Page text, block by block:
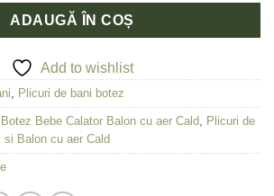
ADAUGĂ ÎN COȘ
Add to wishlist
Plicuri de bani botez
Bebe Calator Balon cu aer Cald Plicuri de
si Balon cu aer Cald